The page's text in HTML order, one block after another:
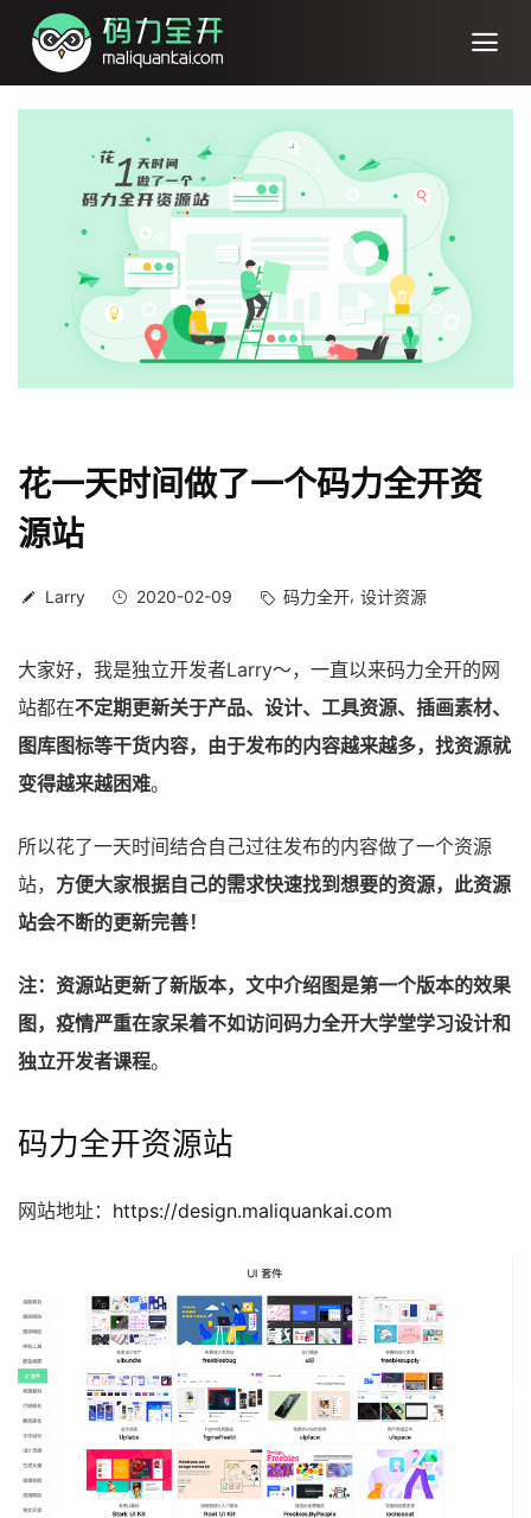
花一天时间做了一个码力全开资
源站
Larry 2020-02-09 码力全开 设计资源
大家好，我是独立开发者Larry～，一直以来码力全开的网
站都在不定期更新关于产品、设计、工具资源、插画素材、
图库图标等干货内容，由于发布的内容越来越多，找资源就
变得越来越困难。
所以花了一天时间结合自己过往发布的内容做了一个资源
站， 方便大家根据自己的需求快速找到想要的资源，此资源
站会不断的更新完善！
注：资源站更新了新版本，文中介绍图是第一个版本的效果
图，疫情严重在家呆着不如访问码力全开大学堂学习设计和
独立开发者课程。
码力全开资源站
网站地址： https://design.maliquankai.com